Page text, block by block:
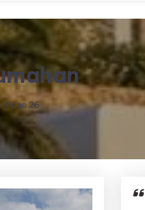
Page 26